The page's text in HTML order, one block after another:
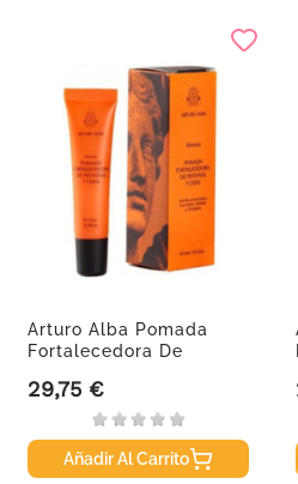
Arturo Alba Pomada
Fortalecedora De
Precio
29,75 €
Añadir Al Carrito